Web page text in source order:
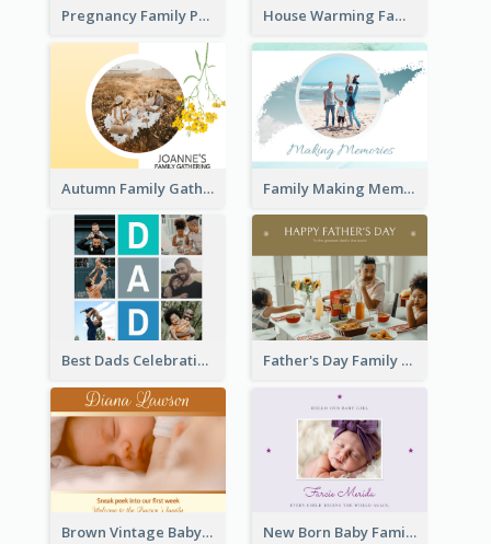
Pregnancy Family Photo Book House Warming Family Photo Book
Autumn Family Gathering Photo Book Family Making Memories Photo Book
Best Dads Celebration Photo Book Father's Day Family Photo Book
Brown Vintage Baby Family Photo Book New Born Baby Family Photo Book